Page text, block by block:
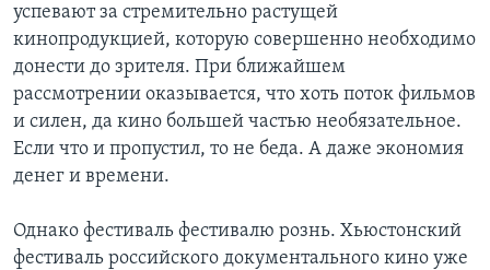
ДЕТАЛИ
НЬЮ-ЙОРК NEW YORK
АМЕРИКА. БОЛЬШОЕ ПУТЕШЕСТВИЕ
АМЕРИКАНСКИЕ ГОРОДКИ
ТЕСТЫ
УЧИМ АНГЛИЙСКИЙ
ВИДЕО
ПОДПИСКА НА НОВОСТИ
Learning English
успевают за стремительно растущей
кинопродукцией, которую совершенно необходимо
донести до зрителя. При ближайшем
рассмотрении оказывается, что хоть поток фильмов
и силен, да кино большей частью необязательное.
Если что и пропустил, то не беда. А даже экономия
денег и времени.
Однако фестиваль фестивалю рознь. Хьюстонский
фестиваль российского документального кино уже